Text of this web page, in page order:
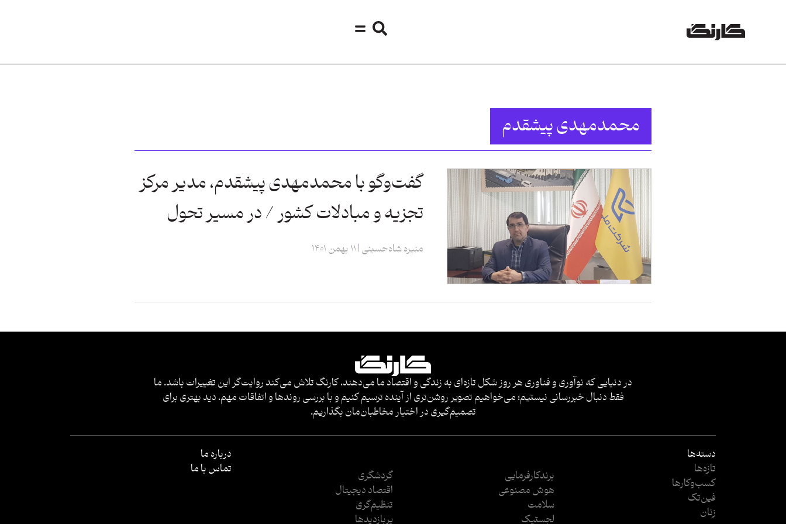
محمدمهدی پیشقدم
گفت‌وگو با محمدمهدی پیشقدم، مدیر مرکز
تجزیه و مبادلات کشور / در مسیر تحول
منیره شاه‌حسینی ۱۱ بهمن ۱۴۰۱
در دنیایی که نوآوری و فناوری هر روز شکل تازه‌ای به زندگی و اقتصاد ما می‌دهند، کارنگ تلاش می‌کند روایت‌گر این تغییرات باشد. ما
فقط دنبال خبررسانی نیستیم؛ می‌خواهیم تصویر روشن‌تری از آینده ترسیم کنیم و با بررسی روندها و اتفاقات مهم، دید بهتری برای
تصمیم‌گیری در اختیار مخاطبان‌مان بگذاریم.
دسته‌ها
تازه‌ها
کسب‌وکار‌ها
فین‌تک
زنان
برندکارفرمایی
هوش مصنوعی
سلامت
لجستیک
گردشگری
اقتصاد دیجیتال
تنظیم‌گری
پربازدید‌ها
درباره ما
تماس با ما